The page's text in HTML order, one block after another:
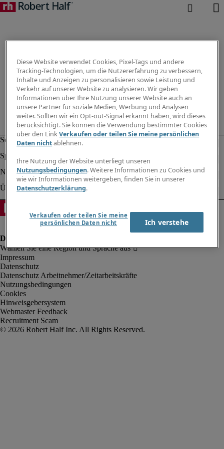
Impressum
Datenschutz
Datenschutz Arbeitnehmer/Zeitarbeitskräfte
Nutzungsbedingungen
Cookies
Hinweisgebersystem
Webmaster Feedback
Recruitment Scam
Diese Website verwendet Cookies, Pixel-Tags und andere
Tracking-Technologien, um die Nutzererfahrung zu verbessern,
Inhalte und Anzeigen zu personalisieren sowie Leistung und
Verkehr auf unserer Website zu analysieren. Wir geben
Informationen über Ihre Nutzung unserer Website auch an
unsere Partner für soziale Medien, Werbung und Analysen
weiter. Sollten wir ein Opt-out-Signal erkannt haben, wird dieses
berücksichtigt. Sie können die Verwendung bestimmter Cookies
über den LinkVerkaufen oder teilen Sie meine persönlichen
Daten nichtablehnen.
Ihre Nutzung der Website unterliegt unseren
Nutzungsbedingungen. Weitere Informationen zu Cookies und
wie wir Informationen weitergeben, finden Sie in unserer
Datenschutzerklärung.
Verkaufen oder teilen Sie meine
persönlichen Daten nicht
Ich verstehe